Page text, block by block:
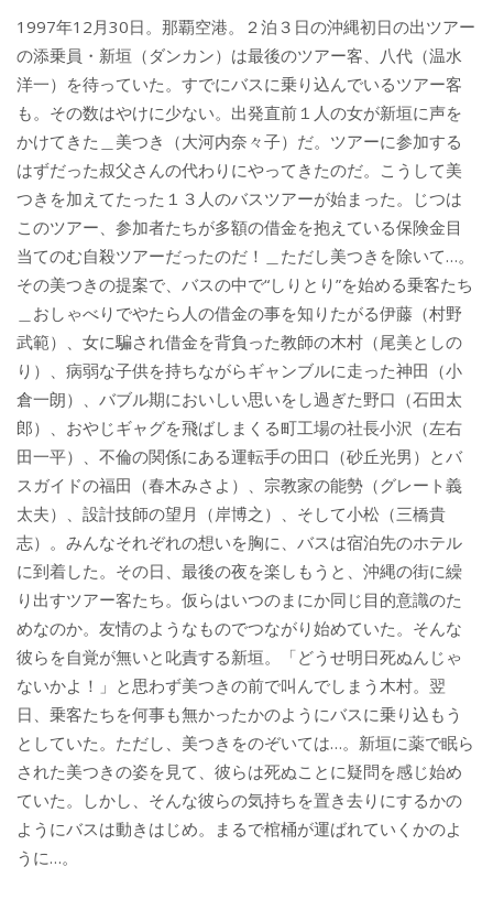
1997年12月30日。那覇空港。２泊３日の沖縄初日の出ツアー
の添乗員・新垣（ダンカン）は最後のツアー客、八代（温水
洋一）を待っていた。すでにバスに乗り込んでいるツアー客
も。その数はやけに少ない。出発直前１人の女が新垣に声を
かけてきた＿美つき（大河内奈々子）だ。ツアーに参加する
はずだった叔父さんの代わりにやってきたのだ。こうして美
つきを加えてたった１３人のバスツアーが始まった。じつは
このツアー、参加者たちが多額の借金を抱えている保険金目
当てのむ自殺ツアーだったのだ！＿ただし美つきを除いて…。
その美つきの提案で、バスの中で“しりとり”を始める乗客たち
＿おしゃべりでやたら人の借金の事を知りたがる伊藤（村野
武範）、女に騙され借金を背負った教師の木村（尾美としの
り）、病弱な子供を持ちながらギャンブルに走った神田（小
倉一朗）、バブル期においしい思いをし過ぎた野口（石田太
郎）、おやじギャグを飛ばしまくる町工場の社長小沢（左右
田一平）、不倫の関係にある運転手の田口（砂丘光男）とバ
スガイドの福田（春木みさよ）、宗教家の能勢（グレート義
太夫）、設計技師の望月（岸博之）、そして小松（三橋貴
志）。みんなそれぞれの想いを胸に、バスは宿泊先のホテル
に到着した。その日、最後の夜を楽しもうと、沖縄の街に繰
り出すツアー客たち。仮らはいつのまにか同じ目的意識のた
めなのか。友情のようなものでつながり始めていた。そんな
彼らを自覚が無いと叱責する新垣。「どうせ明日死ぬんじゃ
ないかよ！」と思わず美つきの前で叫んでしまう木村。翌
日、乗客たちを何事も無かったかのようにバスに乗り込もう
としていた。ただし、美つきをのぞいては…。新垣に薬で眠ら
された美つきの姿を見て、彼らは死ぬことに疑問を感じ始め
ていた。しかし、そんな彼らの気持ちを置き去りにするかの
ようにバスは動きはじめ。まるで棺桶が運ばれていくかのよ
うに…。